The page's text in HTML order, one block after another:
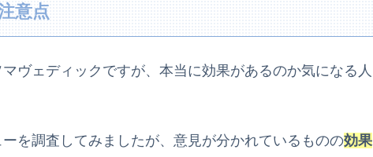
意点
ヴェディックですが、本当に効果があるのか気になる人
を調査してみましたが、意見が分かれているものの効果